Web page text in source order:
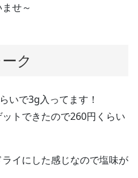
せ～
ク
いで3g入ってます！
トできたので260円くらい
イにした感じなので塩味が